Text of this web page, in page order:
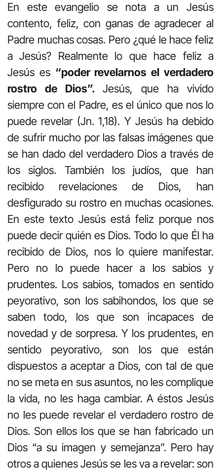
En este evangelio se nota a un Jesús
contento, feliz, con ganas de agradecer al
Padre muchas cosas. Pero ¿qué le hace feliz
a Jesús? Realmente lo que hace feliz a
Jesús es “poder revelarnos el verdadero
rostro de Dios”. Jesús, que ha vivido
siempre con el Padre, es el único que nos lo
puede revelar (Jn. 1,18). Y Jesús ha debido
de sufrir mucho por las falsas imágenes que
se han dado del verdadero Dios a través de
los siglos. También los judíos, que han
recibido revelaciones de Dios, han
desfigurado su rostro en muchas ocasiones.
En este texto Jesús está feliz porque nos
puede decir quién es Dios. Todo lo que Él ha
recibido de Dios, nos lo quiere manifestar.
Pero no lo puede hacer a los sabios y
prudentes. Los sabios, tomados en sentido
peyorativo, son los sabihondos, los que se
saben todo, los que son incapaces de
novedad y de sorpresa. Y los prudentes, en
sentido peyorativo, son los que están
dispuestos a aceptar a Dios, con tal de que
no se meta en sus asuntos, no les complique
la vida, no les haga cambiar. A éstos Jesús
no les puede revelar el verdadero rostro de
Dios. Son ellos los que se han fabricado un
Dios “a su imagen y semejanza”. Pero hay
otros a quienes Jesús se les va a revelar: son